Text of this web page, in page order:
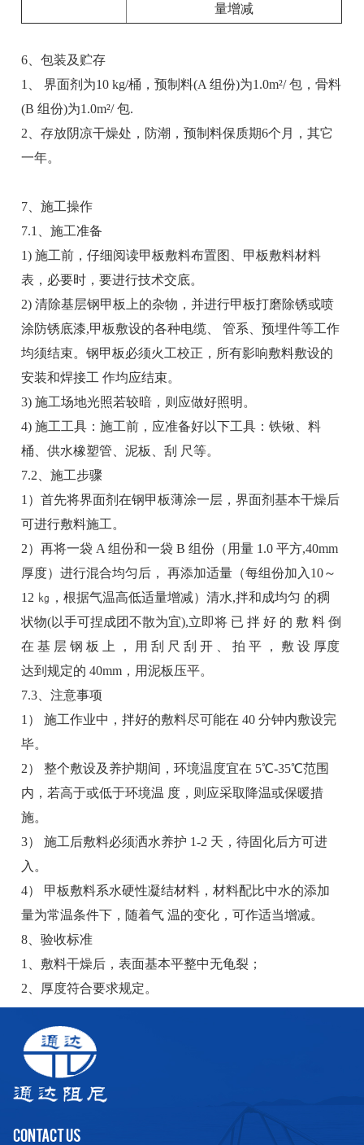
量增减
6、包装及贮存
1、 界面剂为10 kg/桶，预制料(A 组份)为1.0m²/ 包，骨料
(B 组份)为1.0m²/ 包.
2、存放阴凉干燥处，防潮，预制料保质期6个月，其它
一年。
7、施工操作
7.1、施工准备
1) 施工前，仔细阅读甲板敷料布置图、甲板敷料材料
表，必要时，要进行技术交底。
2) 清除基层钢甲板上的杂物，并进行甲板打磨除锈或喷
涂防锈底漆,甲板敷设的各种电缆、 管系、预埋件等工作
均须结束。钢甲板必须火工校正，所有影响敷料敷设的
安装和焊接工 作均应结束。
3) 施工场地光照若较暗，则应做好照明。
4) 施工工具：施工前，应准备好以下工具：铁锹、料
桶、供水橡塑管、泥板、刮 尺等。
7.2、施工步骤
1）首先将界面剂在钢甲板薄涂一层，界面剂基本干燥后
可进行敷料施工。
2）再将一袋 A 组份和一袋 B 组份（用量 1.0 平方,40mm
厚度）进行混合均匀后， 再添加适量（每组份加入10～
12 ㎏，根据气温高低适量增减）清水,拌和成均匀 的稠
状物(以手可捏成团不散为宜),立即将 已 拌 好 的 敷 料 倒
在 基 层 钢 板 上 ， 用 刮 尺 刮 开 、 拍 平 ， 敷 设 厚度
达到规定的 40mm，用泥板压平。
7.3、注意事项
1） 施工作业中，拌好的敷料尽可能在 40 分钟内敷设完
毕。
2） 整个敷设及养护期间，环境温度宜在 5℃-35℃范围
内，若高于或低于环境温 度，则应采取降温或保暖措
施。
3） 施工后敷料必须洒水养护 1-2 天，待固化后方可进
入。
4） 甲板敷料系水硬性凝结材料，材料配比中水的添加
量为常温条件下，随着气 温的变化，可作适当增减。
8、验收标准
1、敷料干燥后，表面基本平整中无龟裂；
2、厚度符合要求规定。
CONTACT US